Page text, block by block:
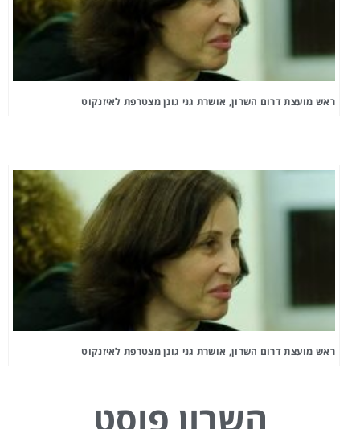
ראש מועצת דרום השרון, אושרת גני גונן מצטרפת לאיזנקוט
ראש מועצת דרום השרון, אושרת גני גונן מצטרפת לאיזנקוט
השרון פוסט